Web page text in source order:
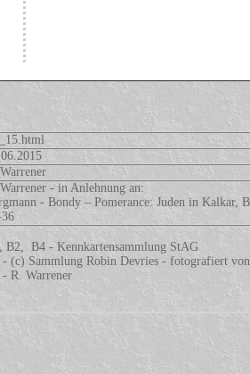
- in Anlehnung an:
- Bondy – Pomerance: Juden in Kalkar,
B2, B4 - Kennkartensammlung StAG
- (c) Sammlung Robin Devries - fotografiert
R. Warrener